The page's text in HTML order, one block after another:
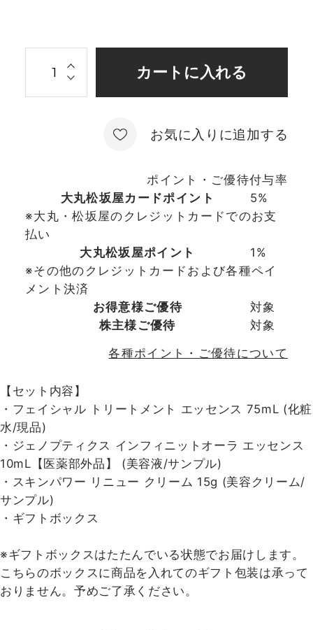
お気に入りに追加する
ポイント・ご優待付与率
大丸松坂屋カードポイント
5%
※大丸・松坂屋のクレジットカードでのお支
払い
大丸松坂屋ポイント
1%
※その他のクレジットカードおよび各種ペイ
メント決済
お得意様ご優待
対象
株主様ご優待
対象
各種ポイント・ご優待について
【セット内容】
・フェイシャル トリートメント エッセンス 75mL (化粧
水/現品)
・ジェノプティクス インフィニットオーラ エッセンス
10mL【医薬部外品】 (美容液/サンプル)
・スキンパワー リニュー クリーム 15g (美容クリーム/
サンプル)
・ギフトボックス
※ギフトボックスはたたんでいる状態でお届けします。
こちらのボックスに商品を入れてのギフト包装は承って
おりません。予めご了承ください。